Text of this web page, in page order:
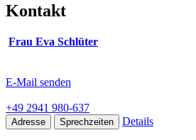
Kontakt
Frau Eva Schlüter
E-Mail senden
+49 2941 980-637
Adresse Sprechzeiten Details